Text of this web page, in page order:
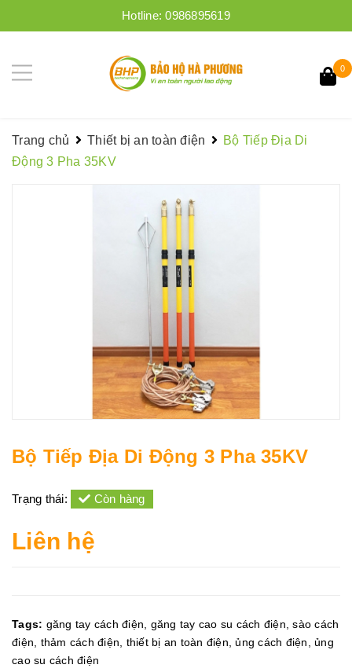
Hotline:0986895619
0
Trang chủ Thiết bị an toàn điện
Bộ Tiếp Địa Di
Động 3 Pha 35KV
Bộ Tiếp Địa Di Động 3 Pha 35KV
Trạng thái: Còn hàng
Liên hệ
Tags: găng tay cách điện găng tay cao su cách điện ,sào cách
điện
thảm cách điện thiết bị an toàn điện ,ủng cách điện
ủng
cao su cách điện